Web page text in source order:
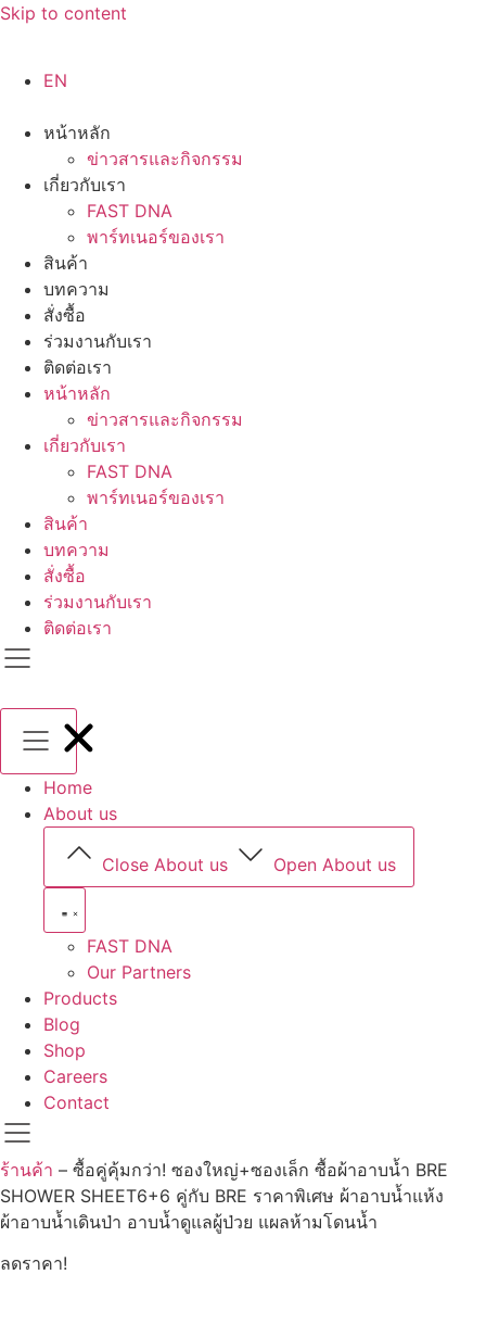
Skip to content
EN
หน้าหลัก
ข่าวสารและกิจกรรม
เกี่ยวกับเรา
FAST DNA
พาร์ทเนอร์ของเรา
สินค้า
บทความ
สั่งซื้อ
ร่วมงานกับเรา
ติดต่อเรา
หน้าหลัก
ข่าวสารและกิจกรรม
เกี่ยวกับเรา
FAST DNA
พาร์ทเนอร์ของเรา
สินค้า
บทความ
สั่งซื้อ
ร่วมงานกับเรา
ติดต่อเรา
Home
About us
Close About us Open About us
FAST DNA
Our Partners
Products
Blog
Shop
Careers
Contact
ร้านค้า – ซื้อคู่คุ้มกว่า! ซองใหญ่+ซองเล็ก ซื้อผ้าอาบน้ำ BRE
SHOWER SHEET6+6 คู่กับ BRE ราคาพิเศษ ผ้าอาบน้ำแห้ง
ผ้าอาบน้ำเดินป่า อาบน้ำดูแลผู้ป่วย แผลห้ามโดนน้ำ
ลดราคา!